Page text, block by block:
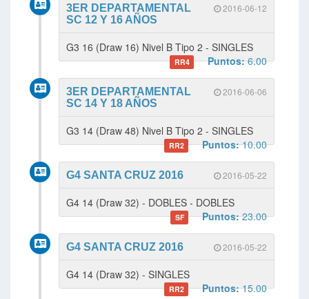
2016-06-12
3ER DEPARTAMENTAL
SC 12 Y 16 AÑOS
G3 16 (Draw 16) Nivel B Tipo 2 - SINGLES
RR4 Puntos:6.00
2016-06-06
3ER DEPARTAMENTAL
SC 14 Y 18 AÑOS
G3 14 (Draw 48) Nivel B Tipo 2 - SINGLES
RR2 Puntos:10.00
2016-05-22
G4 SANTA CRUZ 2016
G4 14 (Draw 32) - DOBLES - DOBLES
SF Puntos:23.00
2016-05-22
G4 SANTA CRUZ 2016
G4 14 (Draw 32) - SINGLES
RR2 Puntos:15.00